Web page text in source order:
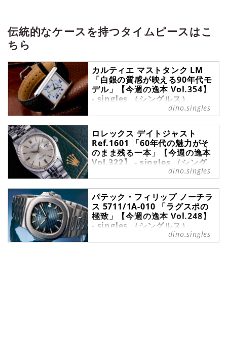
を深掘り。デザインや構造、ディテ
ールの魅力に加え、スタッフのリア
伝統的なケースを持つタイムピースはこ
ちら
カルティエ マストタンク LM
「白銀の質感が映える90年代モ
デル」【今週の逸本 Vol.354】
- singles （シングルス）
今週の逸本｜カルティエ『マストタ
ンク LM』を、ブランド腕時計専門
店ムーンフェイズがご紹介。
dino.singles
ロレックス デイトジャスト
Ref.1601 「60年代の魅力がそ
のまま残る一本」【今週の逸本
Vol.322】 - singles （シング
今週の逸本｜ロレックス デイトジャ
スト Ref.1601（ アンティーク）。
オリジナル性、コンディション、付
属品と三拍子揃った完璧な個体を、
ブランド腕時計専門店ムーンフェイ
dino.singles
パテック・フィリップ ノーチラ
ス 5711/1A-010 「ラグスポの
極致」【今週の逸本 Vol.248】
- singles （シングルス）
フォーマルからインフォーマルま
dino.singles